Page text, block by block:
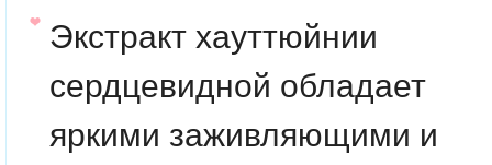
Экстракт хауттюйнии
сердцевидной обладает
яркими заживляющими и